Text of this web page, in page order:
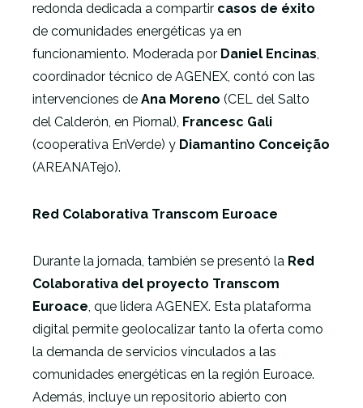
redonda dedicada a compartir casos de éxito
de comunidades energéticas ya en
funcionamiento. Moderada por Daniel Encinas,
coordinador técnico de AGENEX, contó con las
intervenciones de Ana Moreno (CEL del Salto
del Calderón, en Piornal), Francesc Gali
(cooperativa EnVerde) y Diamantino Conceição
(AREANATejo).
Red Colaborativa Transcom Euroace
Durante la jornada, también se presentó la Red
Colaborativa del proyecto Transcom
Euroace, que lidera AGENEX. Esta plataforma
digital permite geolocalizar tanto la oferta como
la demanda de servicios vinculados a las
comunidades energéticas en la región Euroace.
Además, incluye un repositorio abierto con